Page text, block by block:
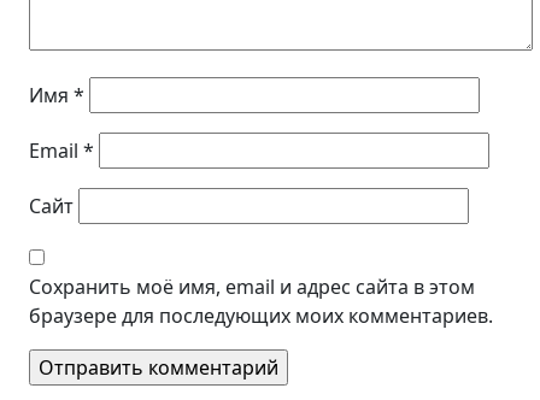
Имя *
Email *
Сайт
Сохранить моё имя, email и адрес сайта в этом
браузере для последующих моих комментариев.